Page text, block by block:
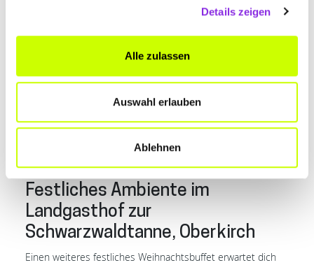
Details zeigen
Alle zulassen
Auswahl erlauben
Ablehnen
Klosterreichenbach
Frisch auf den Tisch kommen die Spezialitäten mit
regionalen Zutaten imWirtshaus zur Sieberei. Am 25. und
bis 16.00 Uhr mit Reservierung für dich geöffnet. Beachte
bitte, dass eine Reservierung nicht per E-Mail, sondern
ausschließlich telefonisch oder persönlich möglich ist.
Festliches Ambiente im
Landgasthof zur
Schwarzwaldtanne, Oberkirch
Einen weiteres festliches Weihnachtsbuffet erwartet dich